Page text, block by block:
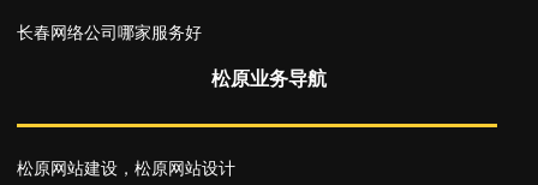
长春网络公司哪家服务好
松原业务导航
松原网站建设 ，松原网站设计